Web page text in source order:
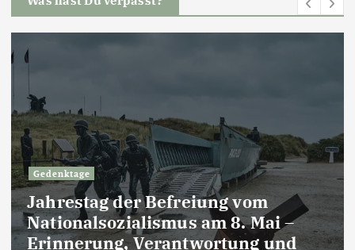
Gedenktage
Jahrestag der Befreiung vom
Nationalsozialismus am 8. Mai –
Erinnerung, Verantwortung und